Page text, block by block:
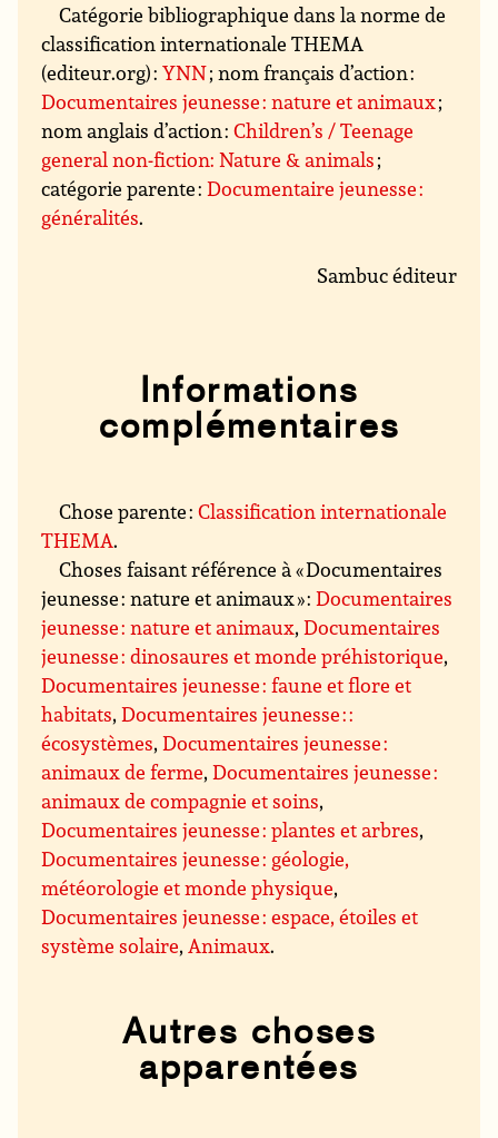
Catégorie bibliographique dans la norme de
classification internationale THEMA
(editeur.org) :YNN; nom français d’action :
Documentaires jeunesse : nature et animaux;
nom anglais d’action :Children’s / Teenage
general non-fiction: Nature & animals;
catégorie parente :Documentaire jeunesse :
généralités.
Sambuc éditeur
Informations
complémentaires
Chose parente :Classification internationale
THEMA.
Choses faisant référence à « Documentaires
jeunesse : nature et animaux » :Documentaires
jeunesse : nature et animaux,Documentaires
jeunesse : dinosaures et monde préhistorique,
Documentaires jeunesse : faune et flore et
habitats,Documentaires jeunesse : :
écosystèmes,Documentaires jeunesse :
animaux de ferme,Documentaires jeunesse :
animaux de compagnie et soins,
Documentaires jeunesse : plantes et arbres,
Documentaires jeunesse : géologie,
météorologie et monde physique,
Documentaires jeunesse : espace, étoiles et
système solaire,Animaux.
Autres choses
apparentées